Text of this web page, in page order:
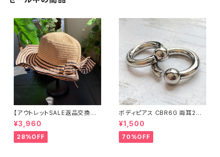
【アウトレットSALE返品交換不
可8/20まで】つば広サマーハッ
ト・通気性・軽量 ワイヤー入りハ
ット ボーダー＆BIGリボン・女優
帽 UV/紫外線対策 レディースハ
¥3,960
28%OFF
ボディピアス CBR6G 両耳2個
セット 1ボール ネジ式 簡単脱着
サージカルステンレス NY直輸
入
¥1,500
70%OFF